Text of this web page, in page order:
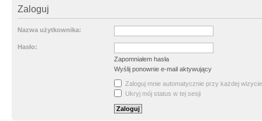
Zaloguj
Nazwa użytkownika:
Hasło:
Zapomniałem hasła
Wyślij ponownie e-mail aktywujący
Zaloguj mnie automatycznie przy każdej wizycie
Ukryj mój status w tej sesji